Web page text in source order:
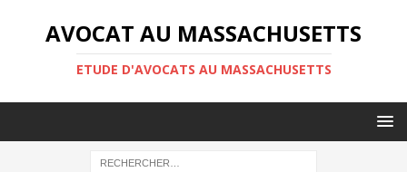
AVOCAT AU MASSACHUSETTS
ETUDE D'AVOCATS AU MASSACHUSETTS